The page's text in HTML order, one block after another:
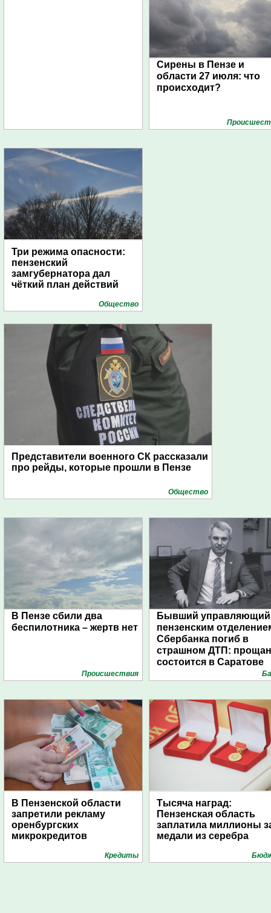
Сирены в Пензе и
области 27 июля: что
происходит?
Три режима опасности:
пензенский
замгубернатора дал
чёткий план действий
Общество
Представители военного СК рассказали
про рейды, которые прошли в Пензе
Общество
В Пензе сбили два
беспилотника – жертв нет
Проиcшествия
Бывший управляющий
пензенским
Сбербанка погиб в
страшном ДТП:
состоится в Саратове
В Пензенской области
запретили рекламу
оренбургских
микрокредитов
Кредиты
Тысяча наград:
Пензенская область
заплатила миллионы
медали из серебра